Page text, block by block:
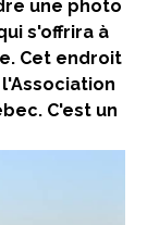
une photo
s'offrira à
Cet endroit
C'est un